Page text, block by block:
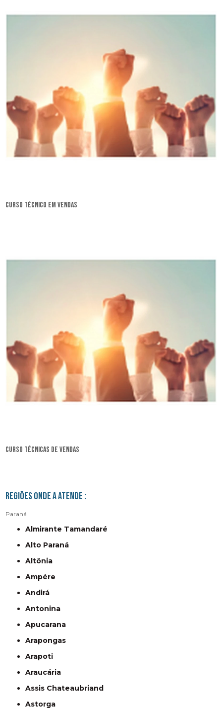
curso técnico em vendas
curso técnicas de vendas
Regiões onde a atende :
Paraná
Almirante Tamandaré
Alto Paraná
Altônia
Ampére
Andirá
Antonina
Apucarana
Arapongas
Arapoti
Araucária
Assis Chateaubriand
Astorga